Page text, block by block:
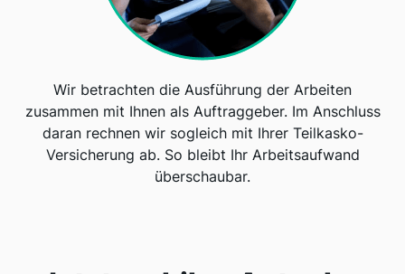
Wir betrachten die Ausführung der Arbeiten
zusammen mit Ihnen als Auftraggeber. Im Anschluss
daran rechnen wir sogleich mit Ihrer Teilkasko-
Versicherung ab. So bleibt Ihr Arbeitsaufwand
überschaubar.